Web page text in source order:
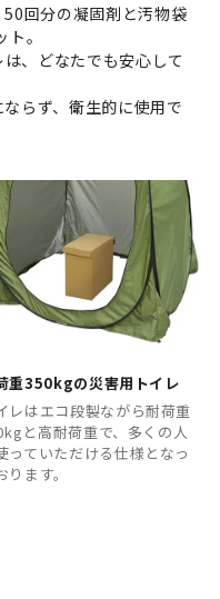
回分の凝固剤と汚物袋
。
、どなたでも安心して
らず、衛生的に使用で
重350kgの災害用トイレ
レはエコ段製ながら耐荷重
と高耐荷重で、多くの人
っていただける仕様となっ
ります。